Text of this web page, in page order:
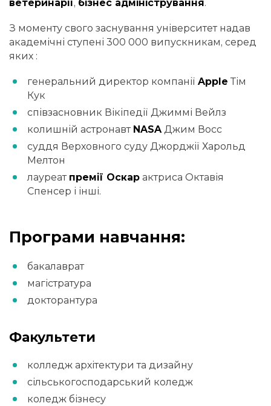
ветеринарії, бізнес адміністрування.
З моменту свого заснування університет надав
академічні ступені 300 000 випускникам, серед
яких :
генеральний директор компанії Apple Тім
Кук
співзасновник Вікіпедії Джиммі Вейлз
колишній астронавт NASAДжим Восс
суддя Верховного суду Джорджії Харольд
Мелтон
лауреат премії Оскар актриса Октавія
Спенсер і інші.
Програми навчання:
бакалаврат
магістратура
докторантура
Факультети
колледж архітектури та дизайну
сільськогосподарський коледж
коледж бізнесу